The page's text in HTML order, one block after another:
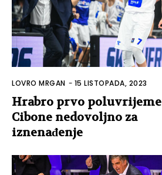
LOVRO MRGAN - 15 LISTOPADA, 2023
Hrabro prvo poluvrijeme
Cibone nedovoljno za
iznenađenje